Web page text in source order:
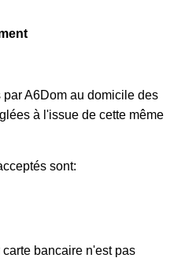
par A6Dom au domicile des
à l'issue de cette même
sont:
bancaire n'est pas